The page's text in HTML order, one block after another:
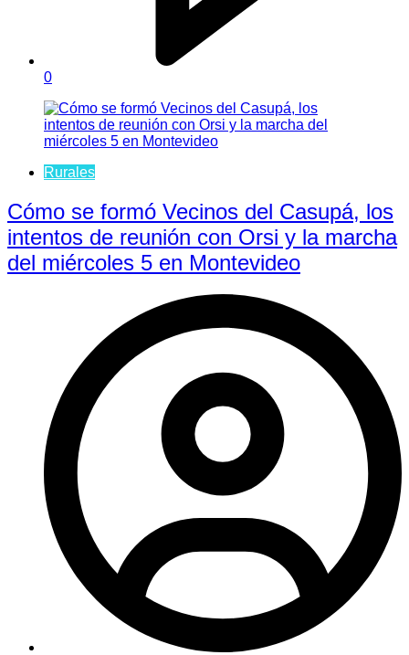
0
Rurales
Cómo se formó Vecinos del Casupá, los
intentos de reunión con Orsi y la marcha
del miércoles 5 en Montevideo